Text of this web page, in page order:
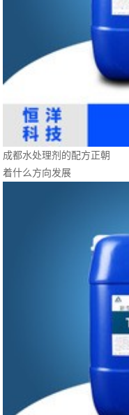
成都水处理剂的配方正朝
着什么方向发展